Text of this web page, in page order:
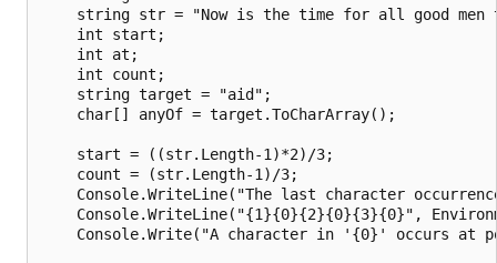
string str = "Now is the time for all good men
    int start;
    int at;
    int count;
    string target = "aid";
    char[] anyOf = target.ToCharArray();
    start = ((str.Length-1)*2)/3;
    count = (str.Length-1)/3;
Console.WriteLine("The last character
Console.WriteLine("{1}{0}{2}{0}{3}{0}",
Console.Write("A character in '{0}' occurs at